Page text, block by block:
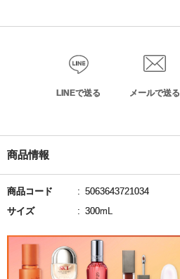
LINEで送る メールで送る
商品情報
商品コード
5063643721034
サイズ
300mL